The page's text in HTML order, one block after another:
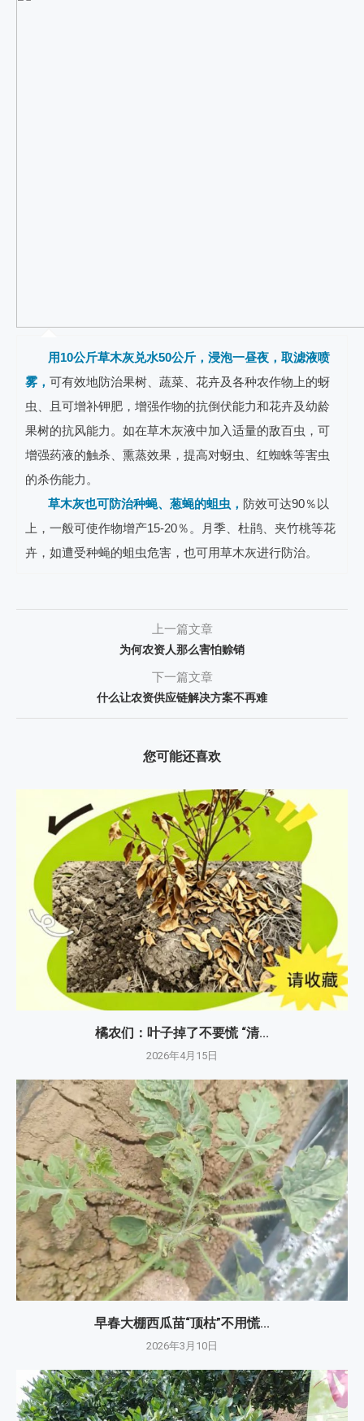
用10公斤草木灰兑水50公斤，浸泡一昼夜，取滤液喷
雾， 可有效地防治果树、蔬菜、花卉及各种农作物上的蚜
虫、且可增补钾肥，增强作物的抗倒伏能力和花卉及幼龄
果树的抗风能力。 如在草木灰液中加入适量的敌百虫，可
增强药液的触杀、熏蒸效果，提高对蚜虫、红蜘蛛等害虫
的杀伤能力。
草木灰也可防治种蝇、葱蝇的蛆虫， 防效可达90％以
上，一般可使作物增产15-20％。月季、杜鹃、夹竹桃等花
卉，如遭受种蝇的蛆虫危害，也可用草木灰进行防治。
上一篇文章
为何农资人那么害怕赊销
下一篇文章
什么让农资供应链解决方案不再难
您可能还喜欢
橘农们：叶子掉了不要慌 “清...
2026年4月15日
早春大棚西瓜苗“顶枯”不用慌...
2026年3月10日